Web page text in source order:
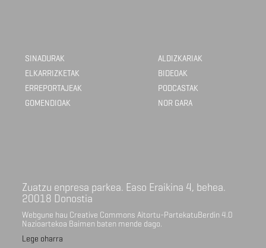
SINADURAK
ELKARRIZKETAK
ERREPORTAJEAK
GOMENDIOAK
ALDIZKARIAK
BIDEOAK
PODCASTAK
NOR GARA
Zuatzu enpresa parkea. Easo Eraikina 4, behea.
20018 Donostia
Webgune hau Creative Commons Aitortu-PartekatuBerdin 4.0
Nazioartekoa Baimen baten mende dago.
Lege oharra